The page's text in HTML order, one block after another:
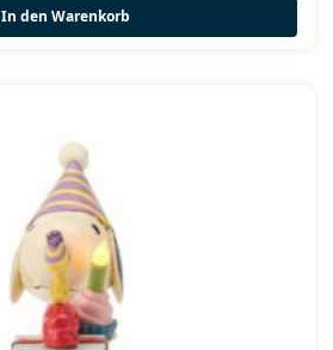
In den Warenkorb